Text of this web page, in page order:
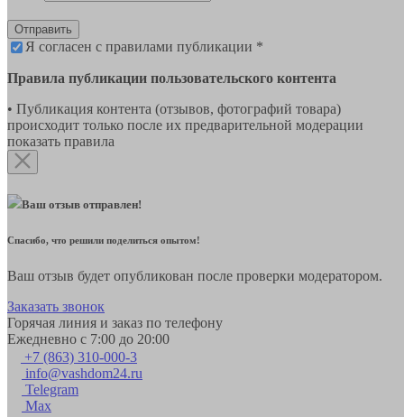
Отправить
Я согласен с правилами публикации *
Правила публикации пользовательского контента
• Публикация контента (отзывов, фотографий товара)
происходит только после их предварительной модерации
показать правила
Ваш отзыв отправлен!
Спасибо, что решили поделиться опытом!
Ваш отзыв будет опубликован после проверки модератором.
Заказать звонок
Горячая линия и заказ по телефону
Ежедневно с 7:00 до 20:00
+7 (863) 310-000-3
info@vashdom24.ru
Telegram
Max